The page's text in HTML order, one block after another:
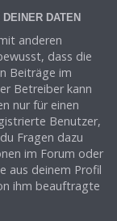
DATEN
anderen
dass die
Beiträge im
Betreiber kann
nur für einen
Benutzer,
Fragen dazu
im Forum oder
aus deinem Profil
ihm beauftragte